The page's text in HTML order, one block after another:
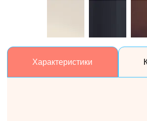
Характеристики